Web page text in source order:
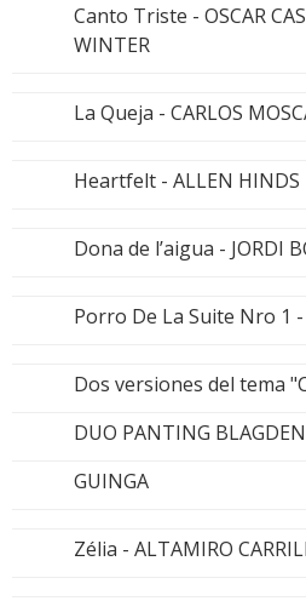
Canto Triste - OSCAR
WINTER
La Queja - CARLOS
Heartfelt - ALLEN HINDS
Dona de l’aigua - JORDI
Porro De La Suite Nro 1
Dos versiones del tema
DUO PANTING BLAGDEN
GUINGA
Zélia - ALTAMIRO